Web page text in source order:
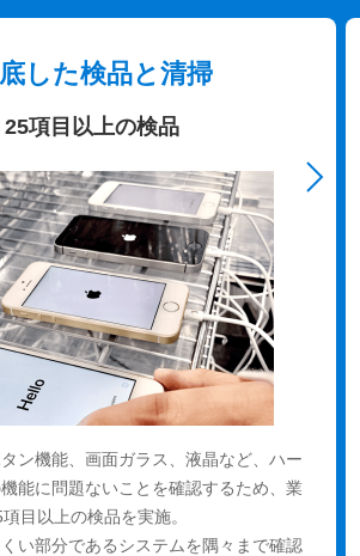
した検品と清掃
25項目以上の検品
ン機能、画面ガラス、液晶など、ハー
能に問題ないことを確認するため、業
目以上の検品を実施。
い部分であるシステムを隅々まで確認